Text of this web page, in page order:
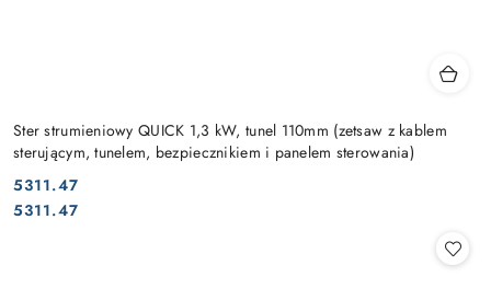
Ster strumieniowy QUICK 1,3 kW, tunel 110mm (zetsaw z kablem
sterującym, tunelem, bezpiecznikiem i panelem sterowania)
Cena:
5311.47
Cena:
5311.47